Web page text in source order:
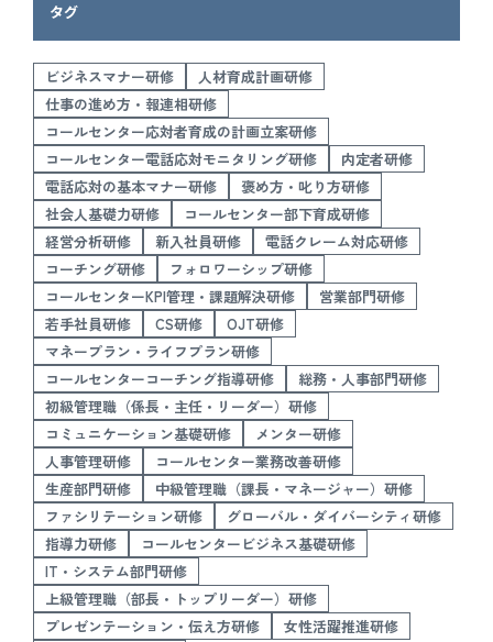
タグ
ビジネスマナー研修
人材育成計画研修
仕事の進め方・報連相研修
コールセンター応対者育成の計画立案研修
コールセンター電話応対モニタリング研修
内定者研修
電話応対の基本マナー研修
褒め方・叱り方研修
社会人基礎力研修
コールセンター部下育成研修
経営分析研修
新入社員研修
電話クレーム対応研修
コーチング研修
フォロワーシップ研修
コールセンターKPI管理・課題解決研修
営業部門研修
若手社員研修
CS研修
OJT研修
マネープラン・ライフプラン研修
コールセンターコーチング指導研修
総務・人事部門研修
初級管理職（係長・主任・リーダー）研修
コミュニケーション基礎研修
メンター研修
人事管理研修
コールセンター業務改善研修
生産部門研修
中級管理職（課長・マネージャー）研修
ファシリテーション研修
グローバル・ダイバーシティ研修
指導力研修
コールセンタービジネス基礎研修
IT・システム部門研修
上級管理職（部長・トップリーダー）研修
プレゼンテーション・伝え方研修
女性活躍推進研修